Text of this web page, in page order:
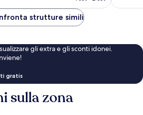
231 €
strutture simili
gli extra e gli sconti idonei.
gratis
sulla zona